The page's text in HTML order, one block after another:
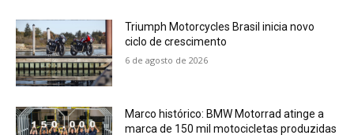
Triumph Motorcycles Brasil inicia novo
ciclo de crescimento
6 de agosto de 2026
Marco histórico: BMW Motorrad atinge a
marca de 150 mil motocicletas produzidas